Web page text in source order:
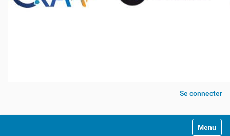
Se connecter
Activer/